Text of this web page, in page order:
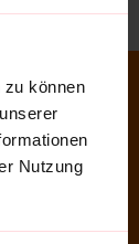
zu können
Nutzung